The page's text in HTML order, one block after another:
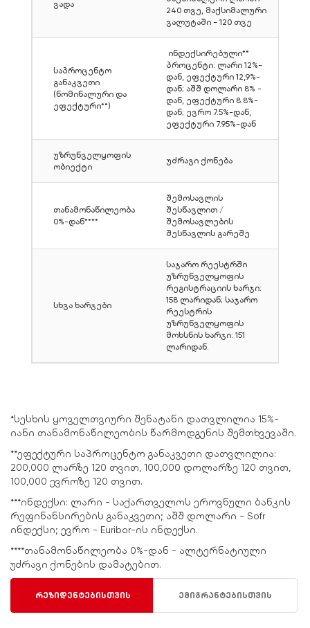
ვადა
240 თვე, მაქსიმალური
ვალუტაში - 120 თვე
საპროცენტო
განაკვეთი
(ნომინალური და
ეფექტური**)
ინდექსირებული**
პროცენტი: ლარი 12%-
დან, ეფექტური 12,9%-
დან; აშშ დოლარი 8% -
დან, ეფექტური 8.8%-
დან; ევრო 7.5%-დან,
ეფექტური 7.95%-დან
უზრუნველყოფის
ობიექტი
უძრავი ქონება
თანამონაწილეობა
0%-დან****
შემოსავლის
შესწავლით /
შემოსავლების
შესწავლის გარეშე
სხვა ხარჯები
საჯარო რეესტრში
უზრუნველყოფის
რეგისტრაციის ხარჯი:
158 ლარიდან; საჯარო
რეესტრის
უზრუნველყოფის
მოხსნის ხარჯი: 151
ლარიდან.
*სესხის ყოველთვიური შენატანი დათვლილია 15%-
იანი თანამონაწილეობის წარმოდგენის შემთხვევაში.
**ეფექტური საპროცენტო განაკვეთი დათვლილია:
200,000 ლარზე 120 თვით, 100,000 დოლარზე 120 თვით,
100,000 ევროზე 120 თვით.
***ინდექსი: ლარი - საქართველოს ეროვნული ბანკის
რეფინანსირების განაკვეთი; აშშ დოლარი - Sofr
ინდექსი; ევრო - Euribor-ის ინდექსი.
****თანამონაწილეობა 0%-დან - ალტერნატიული
უძრავი ქონების დამატებით.
რეზიდენტებისთვის ემიგრანტებისთვის